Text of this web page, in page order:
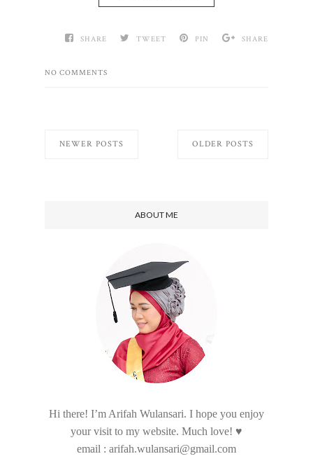
SHARE TWEET PIN SHARE
NO COMMENTS
NEWER POSTS OLDER POSTS
ABOUT ME
Hi there! I’m Arifah Wulansari. I hope you enjoy
your visit to my website. Much love! ♥
email : arifah.wulansari@gmail.com